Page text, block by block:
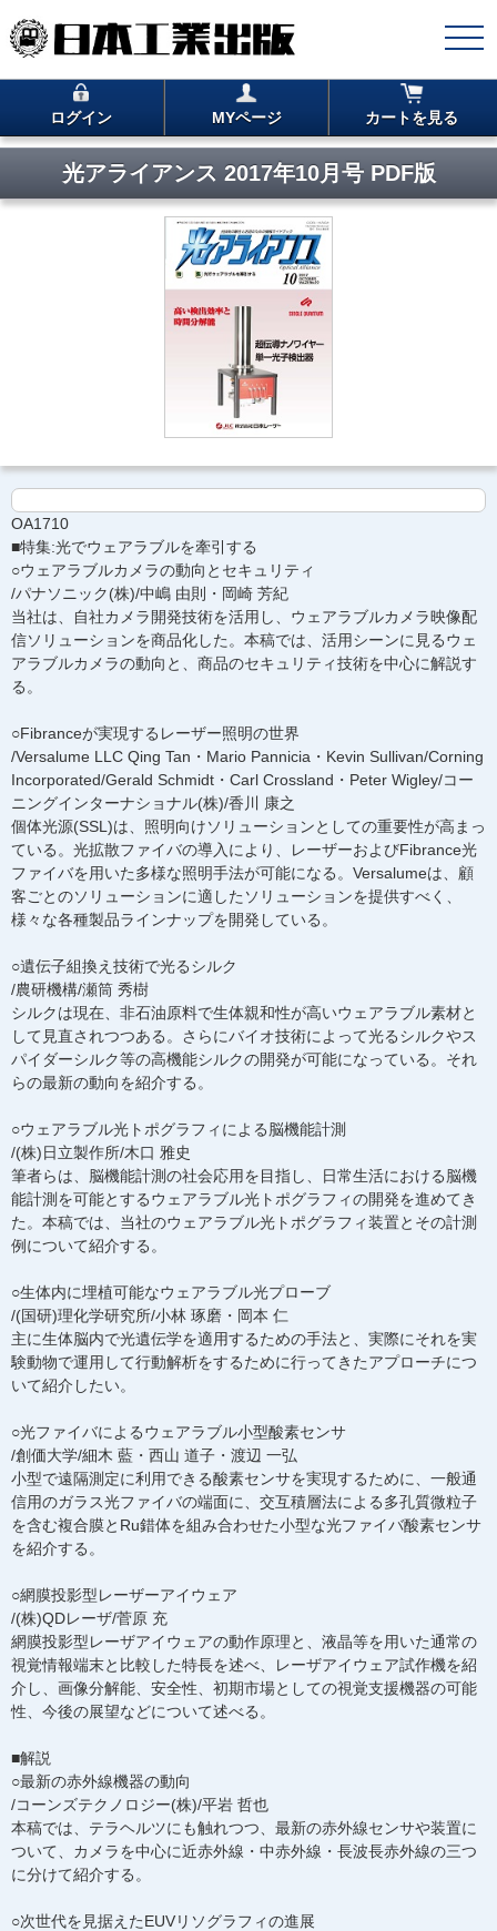
ログイン MYページ カートを見る
光アライアンス 2017年10月号 PDF版
OA1710
■特集:光でウェアラブルを牽引する
○ウェアラブルカメラの動向とセキュリティ
/パナソニック(株)/中嶋 由則・岡崎 芳紀
当社は、自社カメラ開発技術を活用し、ウェアラブルカメラ映像配
信ソリューションを商品化した。本稿では、活用シーンに見るウェ
アラブルカメラの動向と、商品のセキュリティ技術を中心に解説す
る。
○Fibranceが実現するレーザー照明の世界
/Versalume LLC Qing Tan・Mario Pannicia・Kevin Sullivan/Corning
Incorporated/Gerald Schmidt・Carl Crossland・Peter Wigley/コー
ニングインターナショナル(株)/香川 康之
個体光源(SSL)は、照明向けソリューションとしての重要性が高まっ
ている。光拡散ファイバの導入により、レーザーおよびFibrance光
ファイバを用いた多様な照明手法が可能になる。Versalumeは、顧
客ごとのソリューションに適したソリューションを提供すべく、
様々な各種製品ラインナップを開発している。
○遺伝子組換え技術で光るシルク
/農研機構/瀬筒 秀樹
シルクは現在、非石油原料で生体親和性が高いウェアラブル素材と
して見直されつつある。さらにバイオ技術によって光るシルクやス
パイダーシルク等の高機能シルクの開発が可能になっている。それ
らの最新の動向を紹介する。
○ウェアラブル光トポグラフィによる脳機能計測
/(株)日立製作所/木口 雅史
筆者らは、脳機能計測の社会応用を目指し、日常生活における脳機
能計測を可能とするウェアラブル光トポグラフィの開発を進めてき
た。本稿では、当社のウェアラブル光トポグラフィ装置とその計測
例について紹介する。
○生体内に埋植可能なウェアラブル光プローブ
/(国研)理化学研究所/小林 琢磨・岡本 仁
主に生体脳内で光遺伝学を適用するための手法と、実際にそれを実
験動物で運用して行動解析をするために行ってきたアプローチにつ
いて紹介したい。
○光ファイバによるウェアラブル小型酸素センサ
/創価大学/細木 藍・西山 道子・渡辺 一弘
小型で遠隔測定に利用できる酸素センサを実現するために、一般通
信用のガラス光ファイバの端面に、交互積層法による多孔質微粒子
を含む複合膜とRu錯体を組み合わせた小型な光ファイバ酸素センサ
を紹介する。
○網膜投影型レーザーアイウェア
/(株)QDレーザ/菅原 充
網膜投影型レーザアイウェアの動作原理と、液晶等を用いた通常の
視覚情報端末と比較した特長を述べ、レーザアイウェア試作機を紹
介し、画像分解能、安全性、初期市場としての視覚支援機器の可能
性、今後の展望などについて述べる。
■解説
○最新の赤外線機器の動向
/コーンズテクノロジー(株)/平岩 哲也
本稿では、テラヘルツにも触れつつ、最新の赤外線センサや装置に
ついて、カメラを中心に近赤外線・中赤外線・長波長赤外線の三つ
に分けて紹介する。
○次世代を見据えたEUVリソグラフィの進展